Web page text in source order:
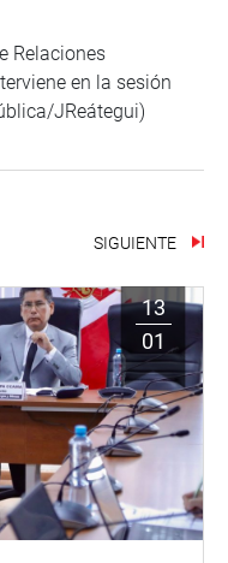
Relaciones
en la sesión
JReátegui)
SIGUIENTE
13
01